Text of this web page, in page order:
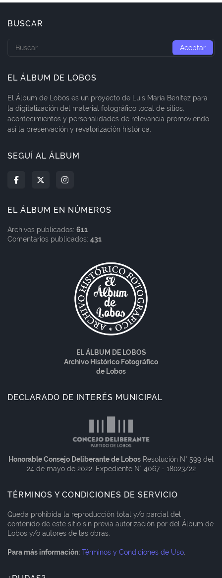
BUSCAR
EL ÁLBUM DE LOBOS
El Álbum de Lobos es un proyecto de Luis María Benítez para
la digitalización del material fotográfico local de sitios,
acontecimientos y personalidades de relevancia promoviendo
así la preservación y revalorización histórica.
SEGUÍ AL ÁLBUM
EL ÁLBUM EN NÚMEROS
Archivos publicados: 611
Comentarios publicados: 431
EL ÁLBUM DE LOBOS
Archivo Histórico Fotográfico
de Lobos
DECLARADO DE INTERÉS MUNICIPAL
Honorable Consejo Deliberante de Lobos Resolución N° 599 del
24 de mayo de 2022. Expediente N° 4067 - 18023/22
TÉRMINOS Y CONDICIONES DE SERVICIO
Queda prohibida la reproducción total y/o parcial del
contenido de este sitio sin previa autorización por del Álbum de
Lobos y/o autores de las obras.
Para más información: Términos y Condiciones de Uso.